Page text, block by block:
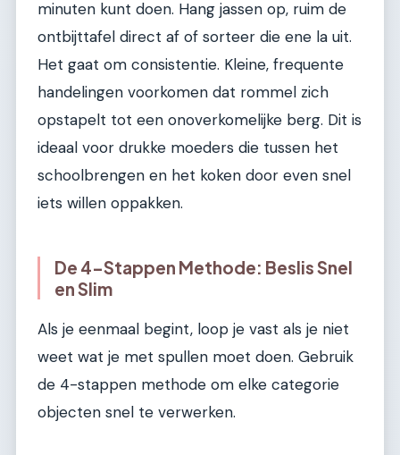
minuten kunt doen. Hang jassen op, ruim de
ontbijttafel direct af of sorteer die ene la uit.
Het gaat om consistentie. Kleine, frequente
handelingen voorkomen dat rommel zich
opstapelt tot een onoverkomelijke berg. Dit is
ideaal voor drukke moeders die tussen het
schoolbrengen en het koken door even snel
iets willen oppakken.
De 4-Stappen Methode: Beslis Snel
en Slim
Als je eenmaal begint, loop je vast als je niet
weet wat je met spullen moet doen. Gebruik
de 4-stappen methode om elke categorie
objecten snel te verwerken.